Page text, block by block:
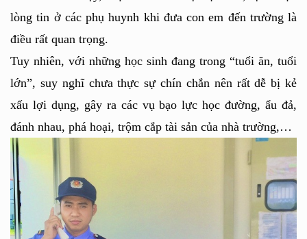
lòng tin ở các phụ huynh khi đưa con em đến trường là
điều rất quan trọng.
Tuy nhiên, với những học sinh đang trong “tuổi ăn, tuổi
lớn”, suy nghĩ chưa thực sự chín chắn nên rất dễ bị kẻ
xấu lợi dụng, gây ra các vụ bạo lực học đường, ẩu đả,
đánh nhau, phá hoại, trộm cắp tài sản của nhà trường,…